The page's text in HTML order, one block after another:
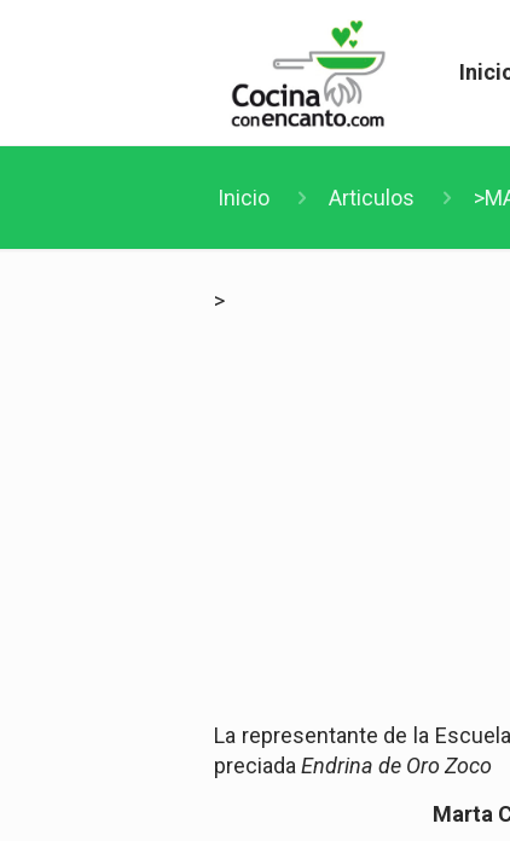
Inicio Articulos
>
La representante de la
preciadaEndrina de Oro Zoco
Marta